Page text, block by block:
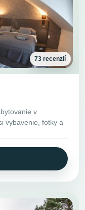
73 recenzií
v
vybavenie, fotky a